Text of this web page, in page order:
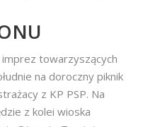
imprez towarzyszących
na doroczny piknik
z KP PSP. Na
z kolei wioska